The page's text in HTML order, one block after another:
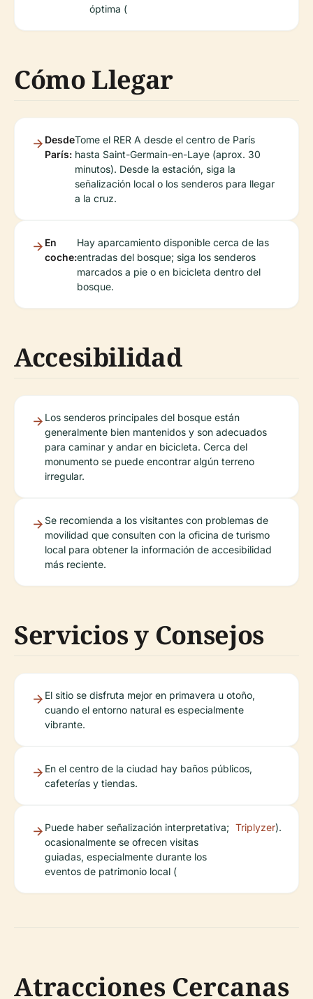
óptima (
Cómo Llegar
Desde
París:
Tome el RER A desde el centro de París
hasta Saint-Germain-en-Laye (aprox. 30
minutos). Desde la estación, siga la
señalización local o los senderos para llegar
a la cruz.
En
coche:
Hay aparcamiento disponible cerca de las
entradas del bosque; siga los senderos
marcados a pie o en bicicleta dentro del
bosque.
Accesibilidad
Los senderos principales del bosque están
generalmente bien mantenidos y son adecuados
para caminar y andar en bicicleta. Cerca del
monumento se puede encontrar algún terreno
irregular.
Se recomienda a los visitantes con problemas de
movilidad que consulten con la oficina de turismo
local para obtener la información de accesibilidad
más reciente.
Servicios y Consejos
El sitio se disfruta mejor en primavera u otoño,
cuando el entorno natural es especialmente
vibrante.
En el centro de la ciudad hay baños públicos,
cafeterías y tiendas.
Puede haber señalización interpretativa;
ocasionalmente se ofrecen visitas
guiadas, especialmente durante los
eventos de patrimonio local (
Triplyzer).
Atracciones Cercanas